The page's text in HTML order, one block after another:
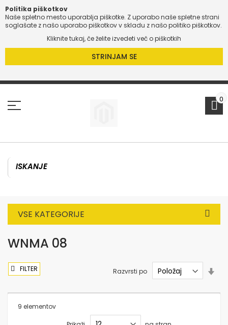
Politika piškotkov
Naše spletno mesto uporablja piškotke. Z uporabo naše spletne strani
soglašate z našo uporabo piškotkov v skladu z našo politiko piškotkov.
Kliknite tukaj, če želite izvedeti več o piškotkih
STRINJAM SE
Preskoči
0
VSE KATEGORIJE
WNMA 08
9 elementov
Razvrsti po
FILTER